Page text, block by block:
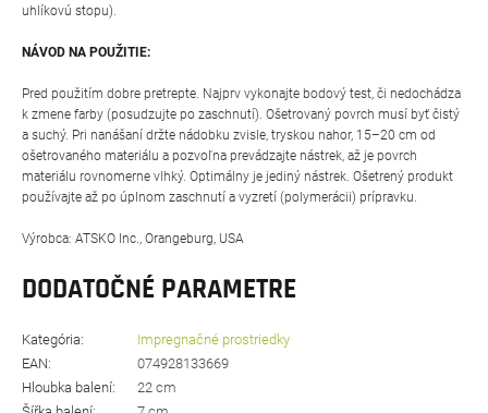
uhlíkovú stopu).
NÁVOD NA POUŽITIE:
Pred použitím dobre pretrepte. Najprv vykonajte bodový test, či nedochádza
k zmene farby (posudzujte po zaschnutí). Ošetrovaný povrch musí byť čistý
a suchý. Pri nanášaní držte nádobku zvisle, tryskou nahor, 15–20 cm od
ošetrovaného materiálu a pozvoľna prevádzajte nástrek, až je povrch
materiálu rovnomerne vlhký. Optimálny je jediný nástrek. Ošetrený produkt
používajte až po úplnom zaschnutí a vyzretí (polymerácii) prípravku.
Výrobca: ATSKO Inc., Orangeburg, USA
DODATOČNÉ PARAMETRE
Kategória:
Impregnačné prostriedky
EAN:
074928133669
Hloubka balení:
22 cm